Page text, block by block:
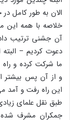
الان به طور کامل
خلاصه با همه این
آن جشنى ترتیب
دعوت کردیم –
ما شرکت کرده و راه
و از آن پس بیشتر
این راه رفت و آمد
طبق نقل علماى
جمکران مشرف شده